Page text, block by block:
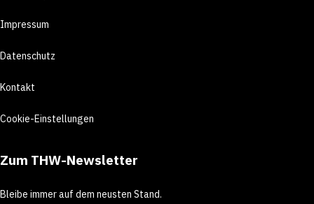
Impressum
Datenschutz
Kontakt
Cookie-Einstellungen
Zum THW-Newsletter
Bleibe immer auf dem neusten Stand.